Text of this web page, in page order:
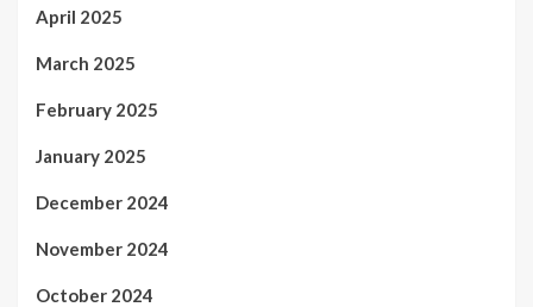
April 2025
March 2025
February 2025
January 2025
December 2024
November 2024
October 2024